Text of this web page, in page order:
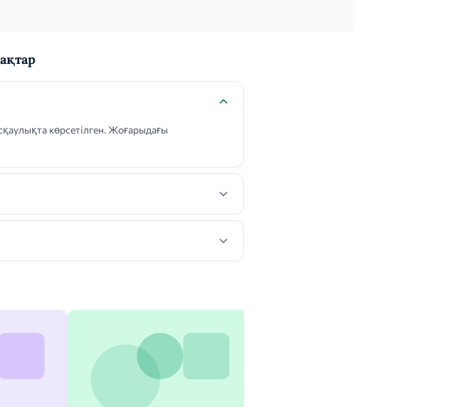
көрсетілген. Жоғарыдағы